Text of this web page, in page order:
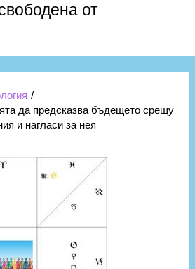
от
да предсказва бъдещето срещу
и нагласи за нея